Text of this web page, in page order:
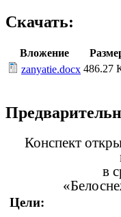
Скачать:
Вложение
zanyatie.docx 486.27
Конспект
в
Цели: